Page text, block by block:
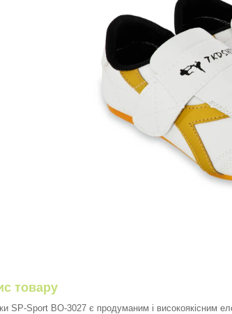
товару
SP-Sport BO-3027 є продуманим і високоякісним